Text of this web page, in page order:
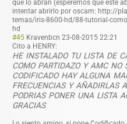
que lo abran (esperemos que este
intentar abrirlo por oscam: http://
temas/iris-8600-hd/88-tutorial-
hd
#45 Kravenbcn 23-08-2015 22:21
Cito a HENRY:
HE INSTALADO TU LISTA DE
COMO PARTIDAZO Y AMC NO
CODIFICADO HAY ALGUNA
FRECUENCIAS Y AÑADIRLAS
PODRIAS PONER UNA LISTA
GRACIAS